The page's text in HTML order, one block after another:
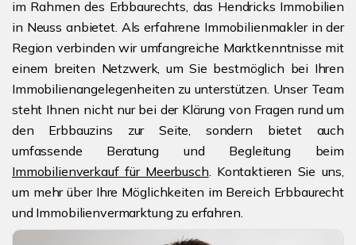
im Rahmen des Erbbaurechts, das Hendricks Immobilien
in Neuss anbietet. Als erfahrene Immobilienmakler in der
Region verbinden wir umfangreiche Marktkenntnisse mit
einem breiten Netzwerk, um Sie bestmöglich bei Ihren
Immobilienangelegenheiten zu unterstützen. Unser Team
steht Ihnen nicht nur bei der Klärung von Fragen rund um
den Erbbauzins zur Seite, sondern bietet auch
umfassende Beratung und Begleitung beim
Immobilienverkauf für Meerbusch. Kontaktieren Sie uns,
um mehr über Ihre Möglichkeiten im Bereich Erbbaurecht
und Immobilienvermarktung zu erfahren.